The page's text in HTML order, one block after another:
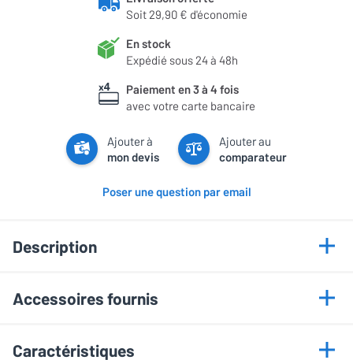
Soit 29,90 € d'économie
En stock
Expédié sous 24 à 48h
Paiement en 3 à 4 fois
avec votre carte bancaire
Ajouter à
mon devis
Ajouter au
comparateur
Poser une question par email
Description
Points forts
Plateau supérieur 30 kg
Accessoires fournis
Notice de montage
Caractéristiques